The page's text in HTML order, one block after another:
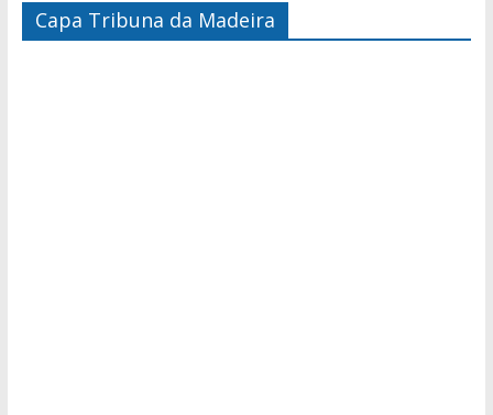
Capa Tribuna da Madeira